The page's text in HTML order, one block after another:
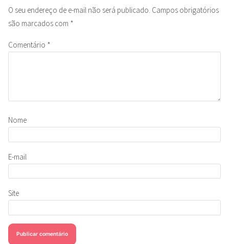
O seu endereço de e-mail não será publicado. Campos obrigatórios
são marcados com *
Comentário *
Nome
E-mail
Site